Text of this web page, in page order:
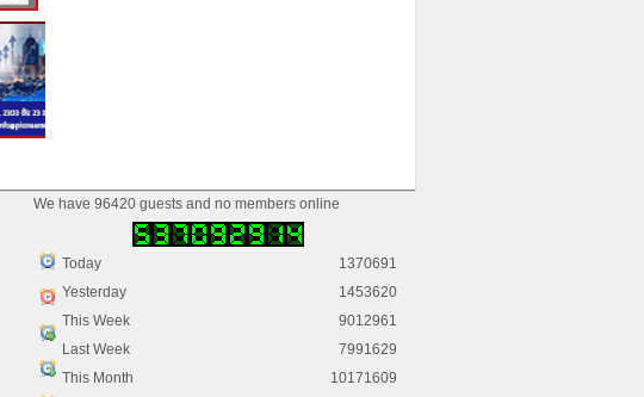
We have 96420 guests and no members online
Today
Yesterday
This Week
Last Week
This Month
1370691
1453620
9012961
7991629
10171609